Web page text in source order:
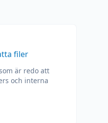
filer
är redo att
och interna